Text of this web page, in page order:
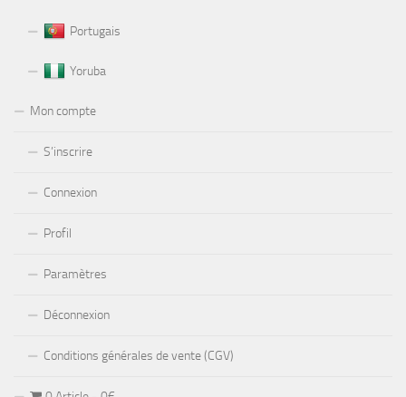
Portugais
Yoruba
Mon compte
S’inscrire
Connexion
Profil
Paramètres
Déconnexion
Conditions générales de vente (CGV)